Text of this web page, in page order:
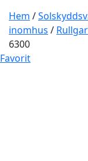
Hem /
inomhus /
6300
Favorit